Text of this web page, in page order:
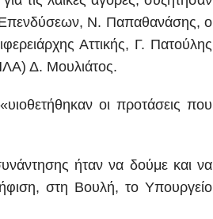
Ν. Παπαθανάσης, ο
Αττικής, Γ. Πατούλης
Δ. Μουλιάτος.
οι προτάσεις που
ήταν να δούμε και να
στη Βουλή, το Υπουργείο